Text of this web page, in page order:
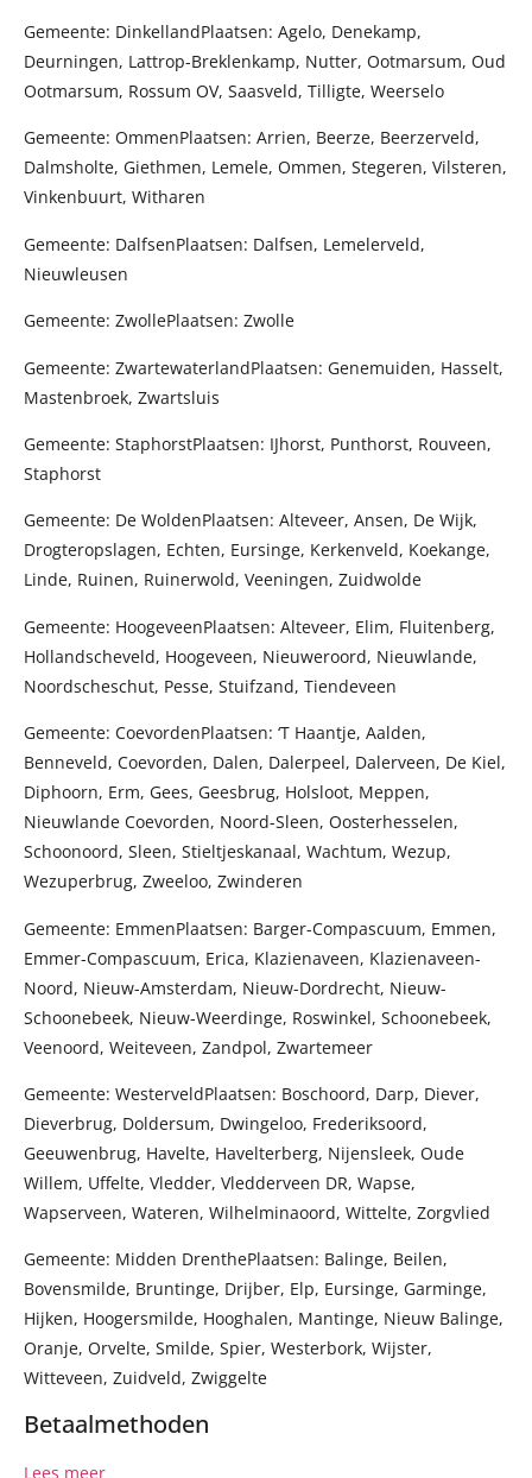
Gemeente: DinkellandPlaatsen: Agelo, Denekamp,
Deurningen, Lattrop-Breklenkamp, Nutter, Ootmarsum, Oud
Ootmarsum, Rossum OV, Saasveld, Tilligte, Weerselo
Gemeente: OmmenPlaatsen: Arrien, Beerze, Beerzerveld,
Dalmsholte, Giethmen, Lemele, Ommen, Stegeren, Vilsteren,
Vinkenbuurt, Witharen
Gemeente: DalfsenPlaatsen: Dalfsen, Lemelerveld,
Nieuwleusen
Gemeente: ZwollePlaatsen: Zwolle
Gemeente: ZwartewaterlandPlaatsen: Genemuiden, Hasselt,
Mastenbroek, Zwartsluis
Gemeente: StaphorstPlaatsen: IJhorst, Punthorst, Rouveen,
Staphorst
Gemeente: De WoldenPlaatsen: Alteveer, Ansen, De Wijk,
Drogteropslagen, Echten, Eursinge, Kerkenveld, Koekange,
Linde, Ruinen, Ruinerwold, Veeningen, Zuidwolde
Gemeente: HoogeveenPlaatsen: Alteveer, Elim, Fluitenberg,
Hollandscheveld, Hoogeveen, Nieuweroord, Nieuwlande,
Noordscheschut, Pesse, Stuifzand, Tiendeveen
Gemeente: CoevordenPlaatsen: ‘T Haantje, Aalden,
Benneveld, Coevorden, Dalen, Dalerpeel, Dalerveen, De Kiel,
Diphoorn, Erm, Gees, Geesbrug, Holsloot, Meppen,
Nieuwlande Coevorden, Noord-Sleen, Oosterhesselen,
Schoonoord, Sleen, Stieltjeskanaal, Wachtum, Wezup,
Wezuperbrug, Zweeloo, Zwinderen
Gemeente: EmmenPlaatsen: Barger-Compascuum, Emmen,
Emmer-Compascuum, Erica, Klazienaveen, Klazienaveen-
Noord, Nieuw-Amsterdam, Nieuw-Dordrecht, Nieuw-
Schoonebeek, Nieuw-Weerdinge, Roswinkel, Schoonebeek,
Veenoord, Weiteveen, Zandpol, Zwartemeer
Gemeente: WesterveldPlaatsen: Boschoord, Darp, Diever,
Dieverbrug, Doldersum, Dwingeloo, Frederiksoord,
Geeuwenbrug, Havelte, Havelterberg, Nijensleek, Oude
Willem, Uffelte, Vledder, Vledderveen DR, Wapse,
Wapserveen, Wateren, Wilhelminaoord, Wittelte, Zorgvlied
Gemeente: Midden DrenthePlaatsen: Balinge, Beilen,
Bovensmilde, Bruntinge, Drijber, Elp, Eursinge, Garminge,
Hijken, Hoogersmilde, Hooghalen, Mantinge, Nieuw Balinge,
Oranje, Orvelte, Smilde, Spier, Westerbork, Wijster,
Witteveen, Zuidveld, Zwiggelte
Betaalmethoden
Lees meer